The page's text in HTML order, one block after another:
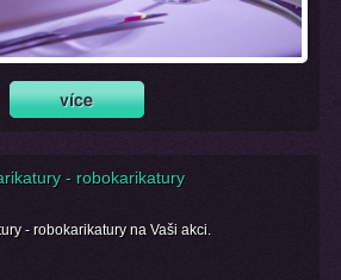
- robokarikatury
- robokarikatury na Vaši akci.